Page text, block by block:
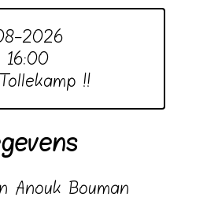
2026
16:00
!!
Anouk Bouman